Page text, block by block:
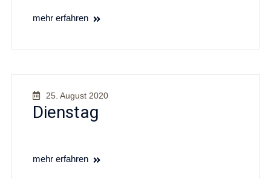
mehr erfahren
25. August 2020
Dienstag
mehr erfahren